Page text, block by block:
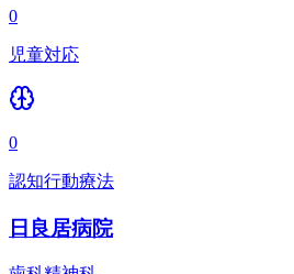
0
児童対応
0
認知行動療法
日良居病院